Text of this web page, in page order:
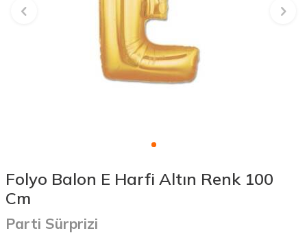
Folyo Balon E Harfi Altın Renk 100
Cm
Parti Sürprizi